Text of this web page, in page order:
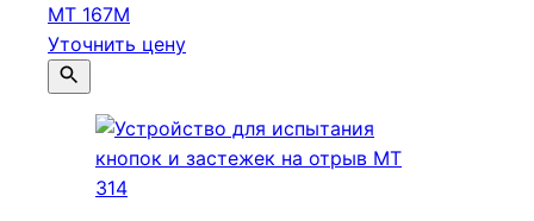
МТ 167М
Уточнить цену